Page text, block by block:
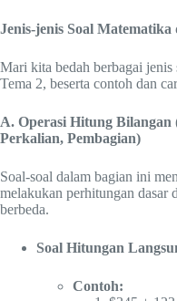
Jenis-jenis Soal Matematika
Mari kita bedah berbagai
Tema 2, beserta contoh dan
A. Operasi Hitung Bilangan
Perkalian, Pembagian)
Soal-soal dalam bagian ini
melakukan perhitungan dasar
berbeda.
Soal Hitungan
Contoh: